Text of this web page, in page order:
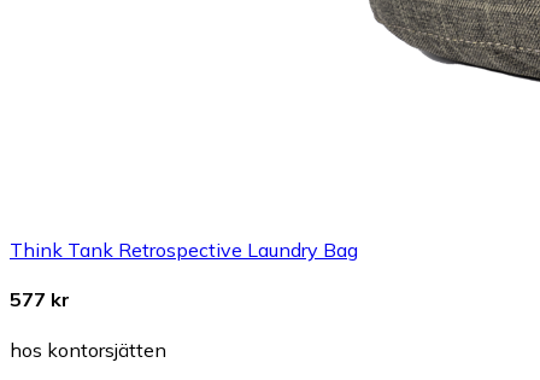
Think Tank Retrospective Laundry Bag
577 kr
hos kontorsjätten